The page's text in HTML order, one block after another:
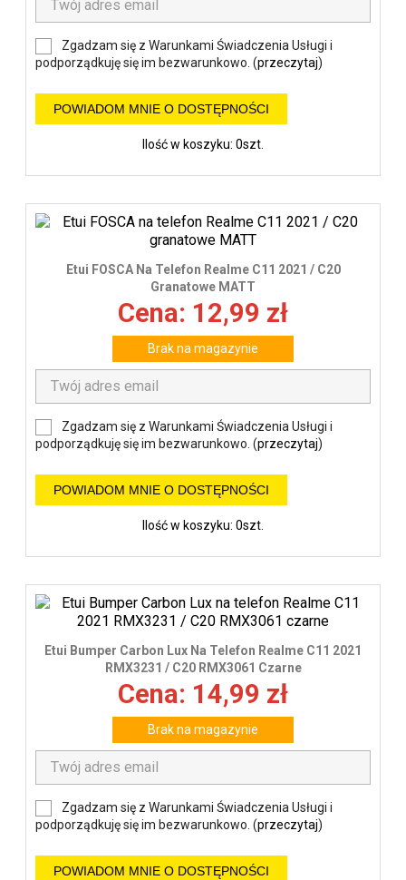
Zgadzam się z Warunkami Świadczenia Usługi i
podporządkuję się im bezwarunkowo. (przeczytaj)
POWIADOM MNIE O DOSTĘPNOŚCI
Ilość w koszyku: 0szt.
Etui FOSCA Na Telefon Realme C11 2021 / C20
Granatowe MATT
Cena: 12,99 zł
Brak na magazynie
Zgadzam się z Warunkami Świadczenia Usługi i
podporządkuję się im bezwarunkowo. (przeczytaj)
POWIADOM MNIE O DOSTĘPNOŚCI
Ilość w koszyku: 0szt.
Etui Bumper Carbon Lux Na Telefon Realme C11 2021
RMX3231 / C20 RMX3061 Czarne
Cena: 14,99 zł
Brak na magazynie
Zgadzam się z Warunkami Świadczenia Usługi i
podporządkuję się im bezwarunkowo. (przeczytaj)
POWIADOM MNIE O DOSTĘPNOŚCI